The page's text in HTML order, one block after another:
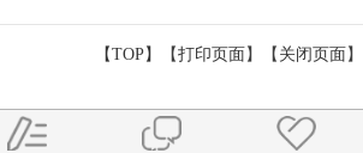
【TOP】 【打印页面 】【 关闭页面 】